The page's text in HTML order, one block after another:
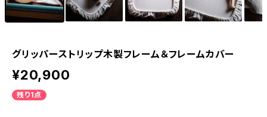
グリッパーストリップ木製フレーム＆フレームカバー
¥20,900
残り1点